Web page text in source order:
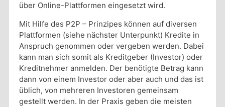
über Online-Plattformen eingesetzt wird.
Mit Hilfe des P2P – Prinzipes können auf diversen
Plattformen (siehe nächster Unterpunkt) Kredite in
Anspruch genommen oder vergeben werden. Dabei
kann man sich somit als Kreditgeber (Investor) oder
Kreditnehmer anmelden. Der benötigte Betrag kann
dann von einem Investor oder aber auch und das ist
üblich, von mehreren Investoren gemeinsam
gestellt werden. In der Praxis geben die meisten